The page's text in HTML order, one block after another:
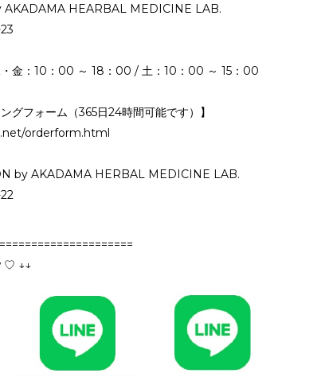
AKADAMA HEARBAL MEDICINE LAB.
・金：10：00 ～ 18：00 / 土：10：00 ～ 15：00
グフォーム（365日24時間可能です）】
orderform.html
by AKADAMA HERBAL MEDICINE LAB.
♡ ↓↓